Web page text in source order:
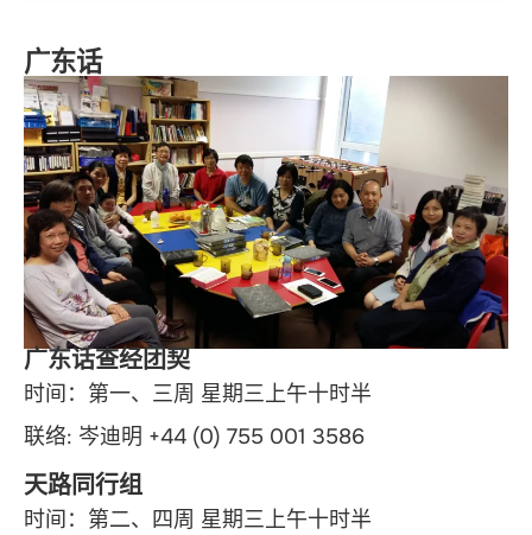
广东话
广东话查经团契
时间：第一、三周 星期三上午十时半
联络: 岑迪明 +44 (0) 755 001 3586
天路同行组
时间：第二、四周 星期三上午十时半